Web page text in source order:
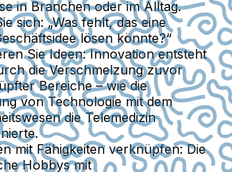
in Branchen oder im Alltag.
sich: „Was fehlt, das eine
lösen könnte?“
Sie Ideen:Innovation entsteht
die Verschmelzung zuvor
Bereiche – wie die
von Technologie mit dem
die Telemedizin
mit Fähigkeiten verknüpfen:Die
Hobbys mit